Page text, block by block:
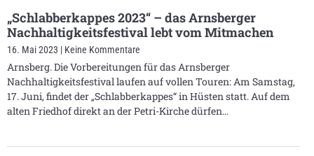
„Schlabberkappes 2023“ – das Arnsberger
Nachhaltigkeitsfestival lebt vom Mitmachen
16. Mai 2023 Keine Kommentare
Arnsberg. Die Vorbereitungen für das Arnsberger
Nachhaltigkeitsfestival laufen auf vollen Touren: Am Samstag,
17. Juni, findet der „Schlabberkappes“ in Hüsten statt. Auf dem
alten Friedhof direkt an der Petri-Kirche dürfen